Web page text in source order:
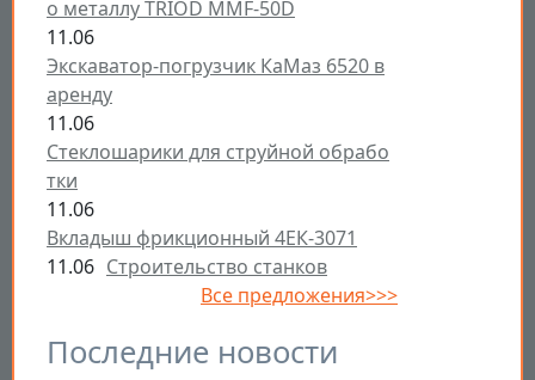
о металлу TRIOD MMF-50D
11.06
Экскаватор-погрузчик КаМаз 6520 в
аренду
11.06
Стеклошарики для струйной обрабо
тки
11.06
Вкладыш фрикционный 4ЕК-3071
11.06 Строительство станков
Все предложения>>>
Последние новости